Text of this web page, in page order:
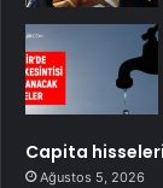
Capita
Ağustos 5, 2026